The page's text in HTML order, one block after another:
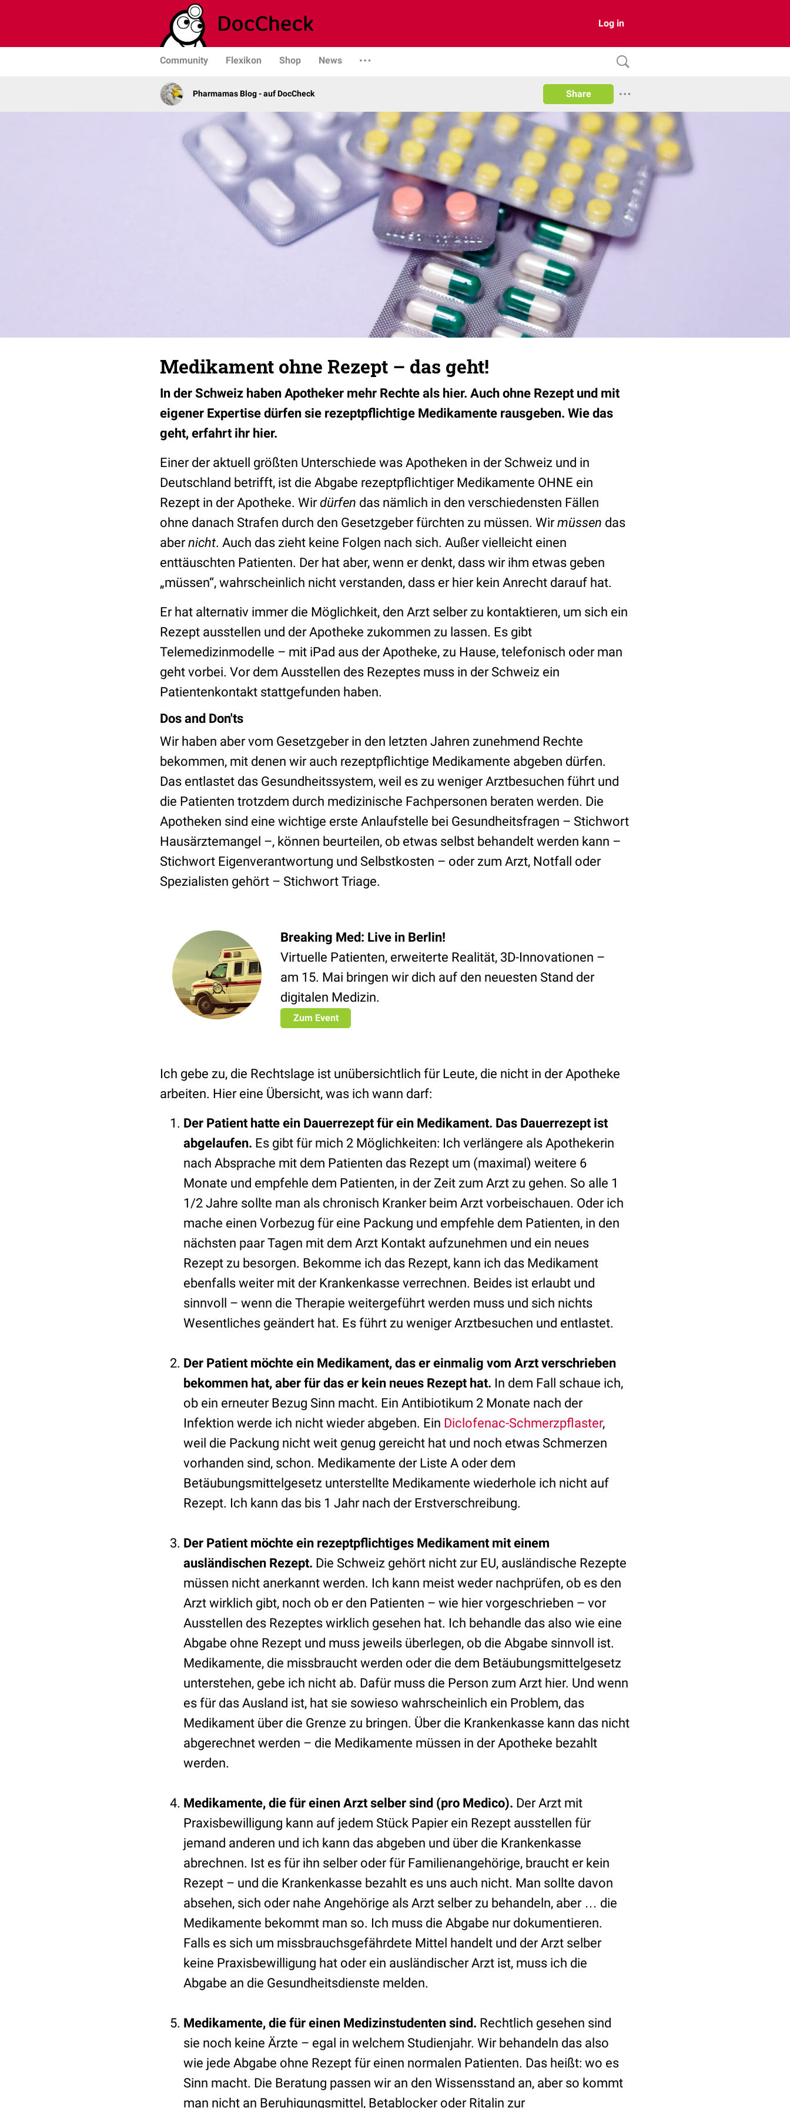
Log in
Community Flexikon Shop News
Pharmamas Blog - auf DocCheck Share
Medikament ohne Rezept – das geht!
In der Schweiz haben Apotheker mehr Rechte als hier. Auch ohne Rezept und mit
eigener Expertise dürfen sie rezeptpflichtige Medikamente rausgeben. Wie das
geht, erfahrt ihr hier.
Einer der aktuell größten Unterschiede was Apotheken in der Schweiz und in
Deutschland betrifft, ist die Abgabe rezeptpflichtiger Medikamente OHNE ein
Rezept in der Apotheke. Wirdürfen das nämlich in den verschiedensten Fällen
ohne danach Strafen durch den Gesetzgeber fürchten zu müssen. Wirmüssen das
abernicht. Auch das zieht keine Folgen nach sich. Außer vielleicht einen
enttäuschten Patienten. Der hat aber, wenn er denkt, dass wir ihm etwas geben
„müssen“, wahrscheinlich nicht verstanden, dass er hier kein Anrecht darauf hat.
Er hat alternativ immer die Möglichkeit, den Arzt selber zu kontaktieren, um sich ein
Rezept ausstellen und der Apotheke zukommen zu lassen. Es gibt
Telemedizinmodelle – mit iPad aus der Apotheke, zu Hause, telefonisch oder man
geht vorbei. Vor dem Ausstellen des Rezeptes muss in der Schweiz ein
Patientenkontakt stattgefunden haben.
Dos and Don'ts
Wir haben aber vom Gesetzgeber in den letzten Jahren zunehmend Rechte
bekommen, mit denen wir auch rezeptpflichtige Medikamente abgeben dürfen.
Das entlastet das Gesundheitssystem, weil es zu weniger Arztbesuchen führt und
die Patienten trotzdem durch medizinische Fachpersonen beraten werden. Die
Apotheken sind eine wichtige erste Anlaufstelle bei Gesundheitsfragen – Stichwort
Hausärztemangel –, können beurteilen, ob etwas selbst behandelt werden kann –
Stichwort Eigenverantwortung und Selbstkosten – oder zum Arzt, Notfall oder
Spezialisten gehört – Stichwort Triage.
Breaking Med: Live in Berlin!
Virtuelle Patienten, erweiterte Realität, 3D-Innovationen –
am 15. Mai bringen wir dich auf den neuesten Stand der
digitalen Medizin.
Zum Event
Ich gebe zu, die Rechtslage ist unübersichtlich für Leute, die nicht in der Apotheke
arbeiten. Hier eine Übersicht, was ich wann darf:
Der Patient hatte ein Dauerrezept für ein Medikament. Das Dauerrezept ist
abgelaufen. Es gibt für mich 2 Möglichkeiten: Ich verlängere als Apothekerin
nach Absprache mit dem Patienten das Rezept um (maximal) weitere 6
Monate und empfehle dem Patienten, in der Zeit zum Arzt zu gehen. So alle 1
1/2 Jahre sollte man als chronisch Kranker beim Arzt vorbeischauen. Oder ich
mache einen Vorbezug für eine Packung und empfehle dem Patienten, in den
nächsten paar Tagen mit dem Arzt Kontakt aufzunehmen und ein neues
Rezept zu besorgen. Bekomme ich das Rezept, kann ich das Medikament
ebenfalls weiter mit der Krankenkasse verrechnen. Beides ist erlaubt und
sinnvoll – wenn die Therapie weitergeführt werden muss und sich nichts
Wesentliches geändert hat. Es führt zu weniger Arztbesuchen und entlastet.
Der Patient möchte ein Medikament, das er einmalig vom Arzt verschrieben
bekommen hat, aber für das er kein neues Rezept hat. In dem Fall schaue ich,
ob ein erneuter Bezug Sinn macht. Ein Antibiotikum 2 Monate nach der
Infektion werde ich nicht wieder abgeben. Ein Diclofenac-Schmerzpflaster,
weil die Packung nicht weit genug gereicht hat und noch etwas Schmerzen
vorhanden sind, schon. Medikamente der Liste A oder dem
Betäubungsmittelgesetz unterstellte Medikamente wiederhole ich nicht auf
Rezept. Ich kann das bis 1 Jahr nach der Erstverschreibung.
Der Patient möchte ein rezeptpflichtiges Medikament mit einem
ausländischen Rezept. Die Schweiz gehört nicht zur EU, ausländische Rezepte
müssen nicht anerkannt werden. Ich kann meist weder nachprüfen, ob es den
Arzt wirklich gibt, noch ob er den Patienten – wie hier vorgeschrieben – vor
Ausstellen des Rezeptes wirklich gesehen hat. Ich behandle das also wie eine
Abgabe ohne Rezept und muss jeweils überlegen, ob die Abgabe sinnvoll ist.
Medikamente, die missbraucht werden oder die dem Betäubungsmittelgesetz
unterstehen, gebe ich nicht ab. Dafür muss die Person zum Arzt hier. Und wenn
es für das Ausland ist, hat sie sowieso wahrscheinlich ein Problem, das
Medikament über die Grenze zu bringen. Über die Krankenkasse kann das nicht
abgerechnet werden – die Medikamente müssen in der Apotheke bezahlt
werden.
Medikamente, die für einen Arzt selber sind (pro Medico). Der Arzt mit
Praxisbewilligung kann auf jedem Stück Papier ein Rezept ausstellen für
jemand anderen und ich kann das abgeben und über die Krankenkasse
abrechnen. Ist es für ihn selber oder für Familienangehörige, braucht er kein
Rezept – und die Krankenkasse bezahlt es uns auch nicht. Man sollte davon
absehen, sich oder nahe Angehörige als Arzt selber zu behandeln, aber … die
Medikamente bekommt man so. Ich muss die Abgabe nur dokumentieren.
Falls es sich um missbrauchsgefährdete Mittel handelt und der Arzt selber
keine Praxisbewilligung hat oder ein ausländischer Arzt ist, muss ich die
Abgabe an die Gesundheitsdienste melden.
Medikamente, die für einen Medizinstudenten sind. Rechtlich gesehen sind
sie noch keine Ärzte – egal in welchem Studienjahr. Wir behandeln das also
wie jede Abgabe ohne Rezept für einen normalen Patienten. Das heißt: wo es
Sinn macht. Die Beratung passen wir an den Wissensstand an, aber so kommt
man nicht an Beruhigungsmittel, Betablocker oder Ritalin zur